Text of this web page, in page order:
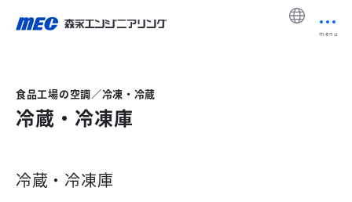
食品工場の空調／冷凍・冷蔵
冷蔵・冷凍庫
冷蔵・冷凍庫
menu